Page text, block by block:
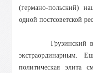
(германо-польский)
одной постсоветской
Грузинский
экстраординарным.
политическая элита